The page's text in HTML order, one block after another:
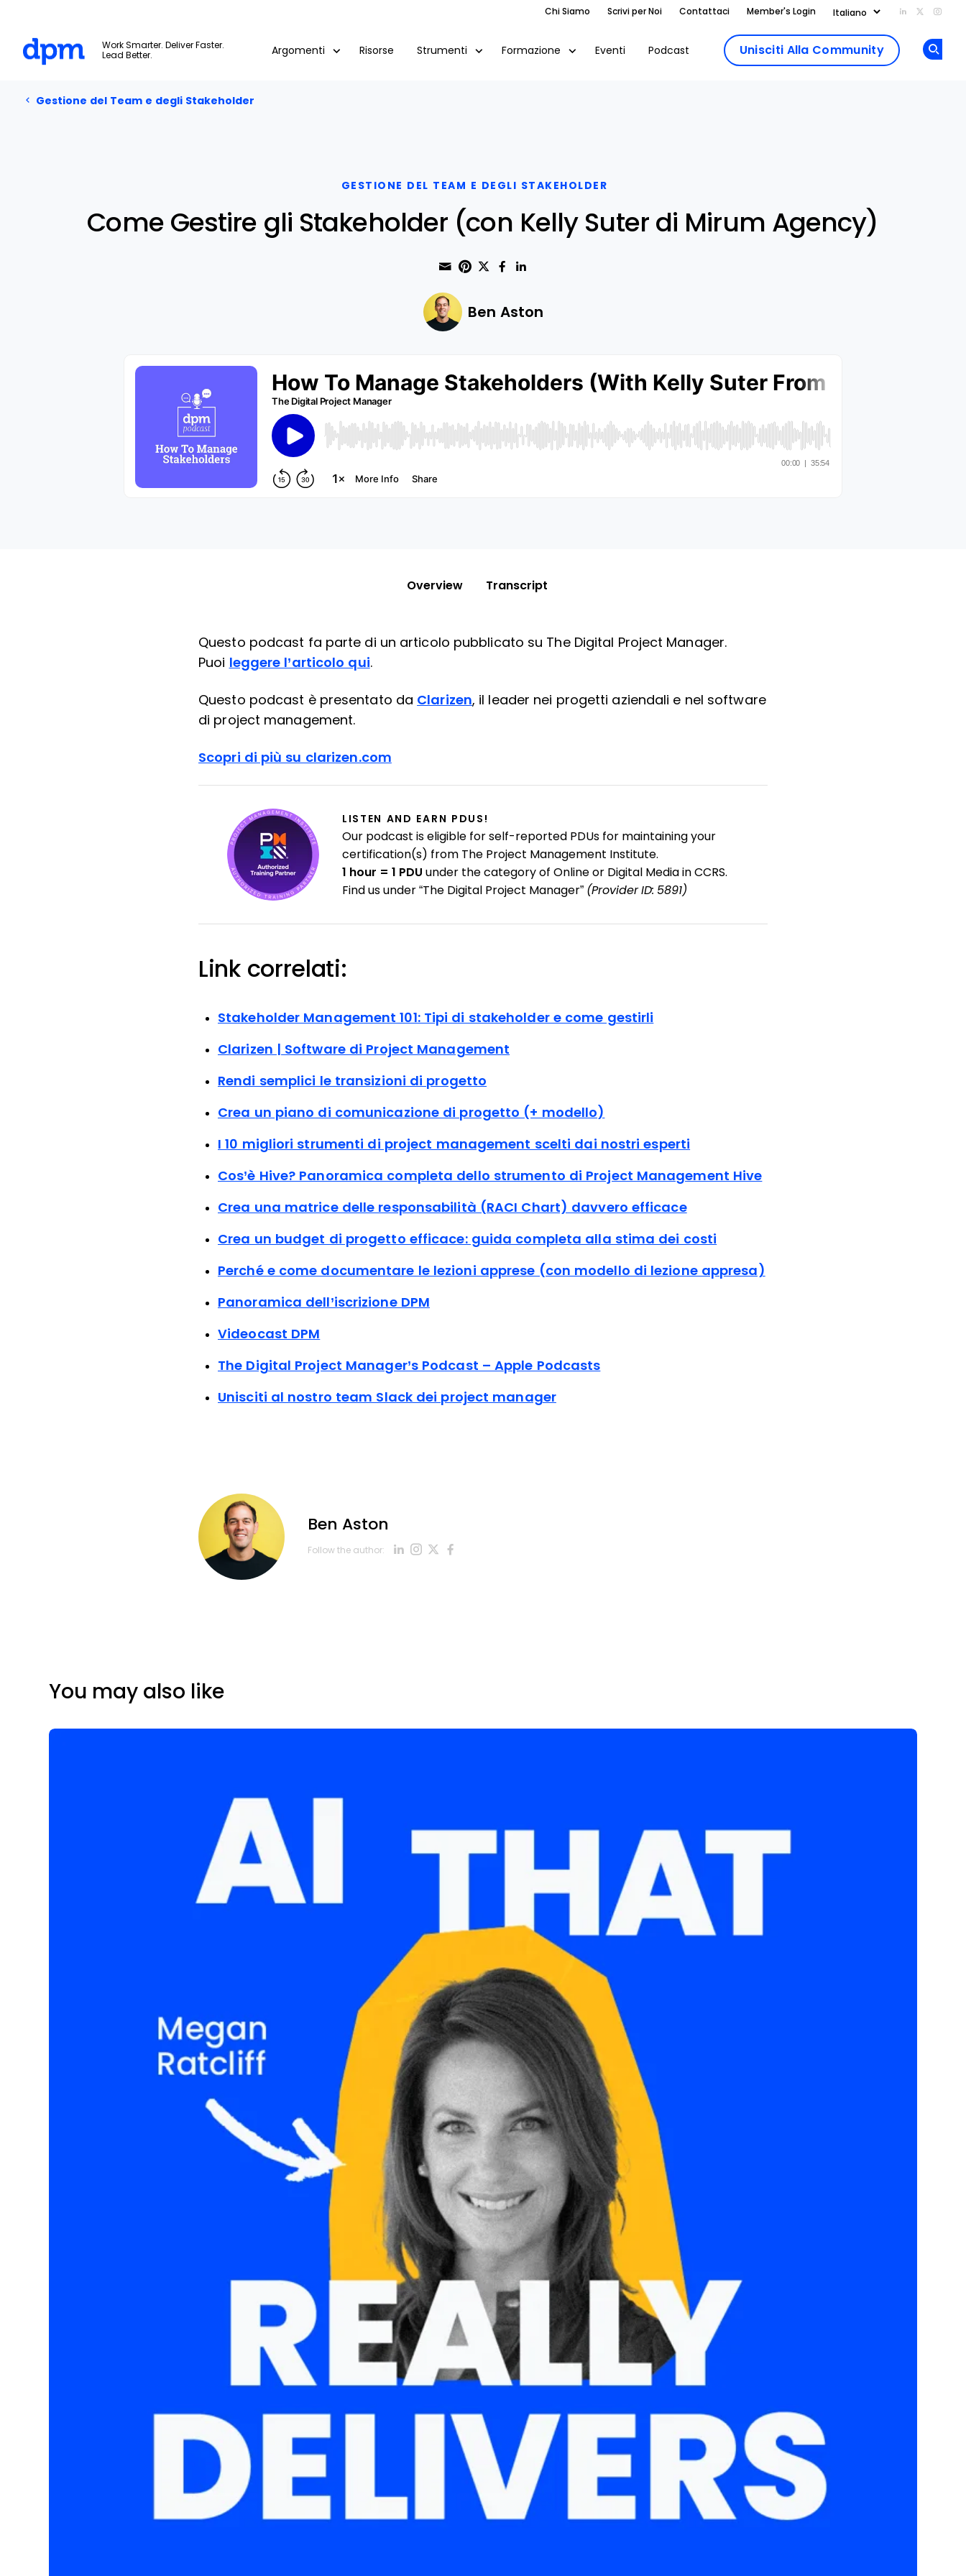
Chi Siamo Scrivi per Noi Contattaci Member's Login Add us on
Follow
Work Smarter. Deliver Faster.
Lead Better.
Argomenti Risorse Strumenti Formazione Eventi Podcast Unisciti Alla Community
Gestione del Team e degli Stakeholder Share
Gestione del Team e degli Stakeholder
GESTIONE DEL TEAM E DEGLI STAKEHOLDER
Come Gestire gli Stakeholder (con Kelly Suter di Mirum Agency)
Share through Email
Print this page
Share on Pinterest
Share on Twitter
Share on Facebook
Ben Aston
Overview Transcript
Questo podcast fa parte di un articolo pubblicato su The Digital Project Manager.
Puoi leggere l’articolo qui.
Questo podcast è presentato da Clarizen, il leader nei progetti aziendali e nel software
di project management.
Scopri di più su clarizen.com
LISTEN AND EARN PDUS!
Our podcast is eligible for self-reported PDUs for maintaining your
certification(s) from The Project Management Institute.
1 hour = 1 PDU under the category of Online or Digital Media in CCRS.
Find us under “The Digital Project Manager” (Provider ID: 5891)
Link correlati:
Stakeholder Management 101: Tipi di stakeholder e come gestirli
Clarizen | Software di Project Management
Rendi semplici le transizioni di progetto
Crea un piano di comunicazione di progetto (+ modello)
I 10 migliori strumenti di project management scelti dai nostri esperti
Cos’è Hive? Panoramica completa dello strumento di Project Management Hive
Crea una matrice delle responsabilità (RACI Chart) davvero efficace
Crea un budget di progetto efficace: guida completa alla stima dei costi
Perché e come documentare le lezioni apprese (con modello di lezione appresa)
Panoramica dell’iscrizione DPM
Videocast DPM
The Digital Project Manager’s Podcast – Apple Podcasts
Unisciti al nostro team Slack dei project manager
Ben Aston
Follow the author: Opens new window
Opens new window
Opens new window
Opens new window
You may also like